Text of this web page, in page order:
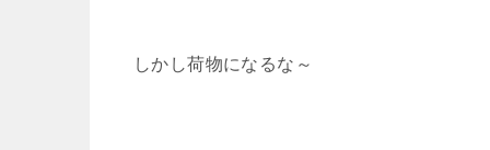
しかし荷物になるな～